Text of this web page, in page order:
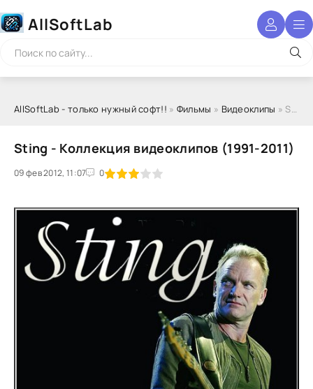
AllSoftLab
AllSoftLab - только нужный софт!! » Фильмы » Видеоклипы » Sting - Коллекция видеоклипов (1991-2011)
Sting - Коллекция видеоклипов (1991-2011)
09 фев 2012, 11:07 0
1 2 3 4 5